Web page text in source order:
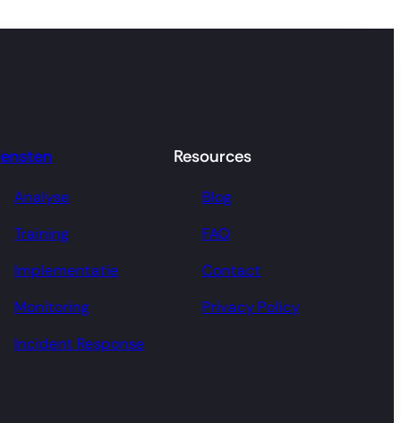
Analyse
Training
Implementatie
Monitoring
Incident Response
Resources
Blog
FAQ
Contact
Privacy Policy